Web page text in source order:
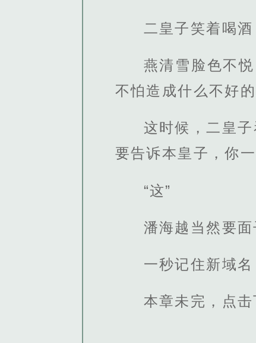
二皇子笑着喝酒
燕清雪脸色不
不怕造成什么不好的
这时候，二皇
要告诉本皇子，你
“这”
潘海越当然要
一秒记住新域
本章未完，点